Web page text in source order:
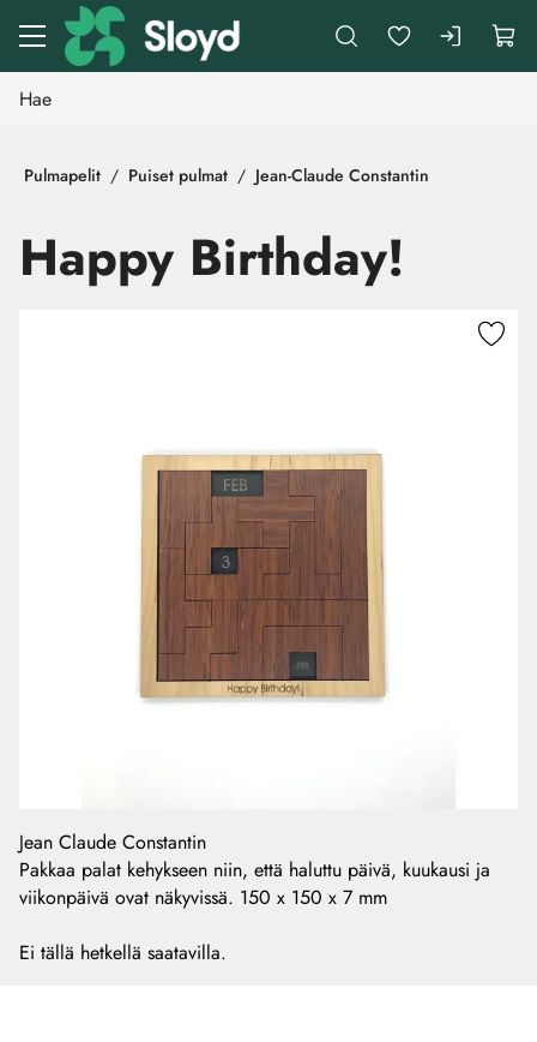
Siirry pääsisältöön
Pulmapelit Puiset pulmat Jean-Claude Constantin
Happy Birthday!
Jean Claude Constantin
Pakkaa palat kehykseen niin, että haluttu päivä, kuukausi ja
viikonpäivä ovat näkyvissä. 150 x 150 x 7 mm
Ei tällä hetkellä saatavilla.